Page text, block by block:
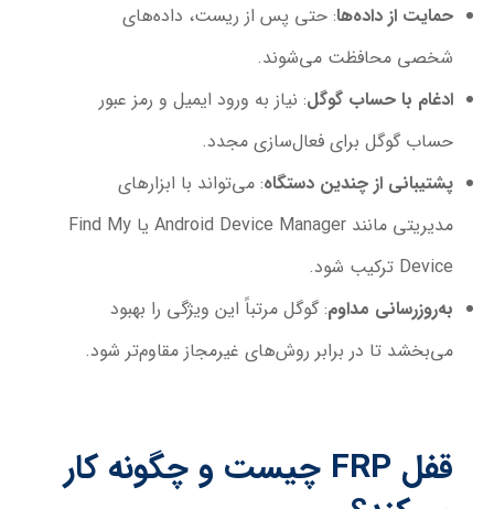
حمایت از داده‌ها: حتی پس از ریست، داده‌های
شخصی محافظت می‌شوند.
ادغام با حساب گوگل: نیاز به ورود ایمیل و رمز عبور
حساب گوگل برای فعال‌سازی مجدد.
پشتیبانی از چندین دستگاه: می‌تواند با ابزارهای
مدیریتی مانند Android Device Manager یا Find My
Device ترکیب شود.
به‌روزرسانی مداوم: گوگل مرتباً این ویژگی را بهبود
می‌بخشد تا در برابر روش‌های غیرمجاز مقاوم‌تر شود.
قفل FRP
چیست و چگونه کار